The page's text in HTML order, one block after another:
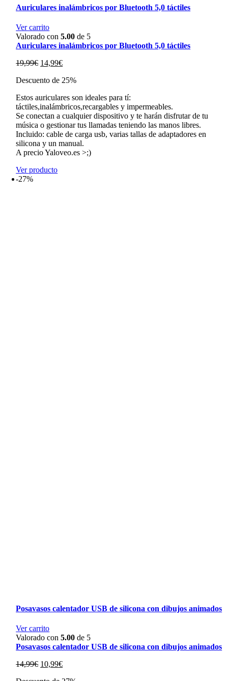
Auriculares inalámbricos por Bluetooth 5,0 táctiles
Ver carrito
Valorado con5.00 de 5
Auriculares inalámbricos por Bluetooth 5,0 táctiles
19,99€ El
original
19,99€.
14,99€El
actual
14,99€.
Descuento de 25%
Estos auriculares son ideales para tí:
táctiles,inalámbricos,recargables y impermeables.
Se conectan a cualquier dispositivo y te harán disfrutar de tu
música o gestionar tus llamadas teniendo las manos libres.
Incluido: cable de carga usb, varias tallas de adaptadores en
silicona y un manual.
A precio Yaloveo.es >;)
Ver producto
-27%
Posavasos calentador USB de silicona con dibujos animados
Ver carrito
Valorado con5.00 de 5
Posavasos calentador USB de silicona con dibujos animados
14,99€ El
10,99€El